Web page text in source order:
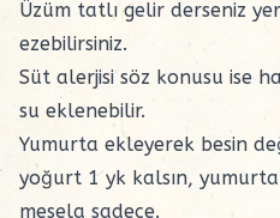
Üzüm tatlı gelir derseniz
ezebilirsiniz.
Süt alerjisi söz konusu ise
su eklenebilir.
Yumurta ekleyerek besin
yoğurt 1 yk kalsın,
mesela sadece.